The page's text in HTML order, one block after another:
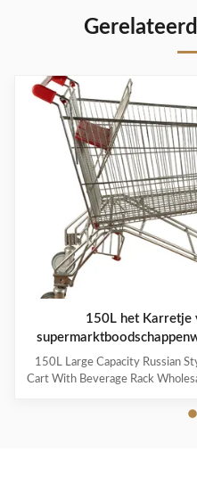
150L het Karretje
Russische Stijl van
150L Large Capacity Russian
Cart With Beverage Rack
which is high-quality and